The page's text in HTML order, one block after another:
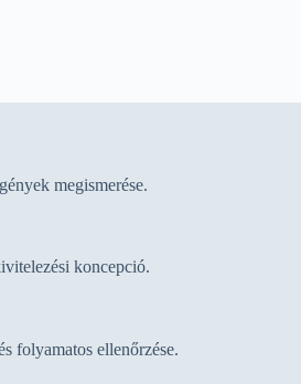
megismerése.
koncepció.
folyamatos ellenőrzése.